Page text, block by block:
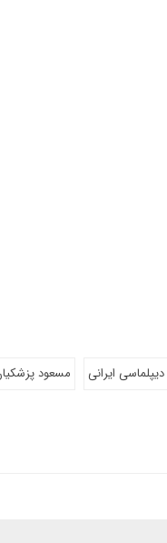
دیپلماسی ایرانی مسعود